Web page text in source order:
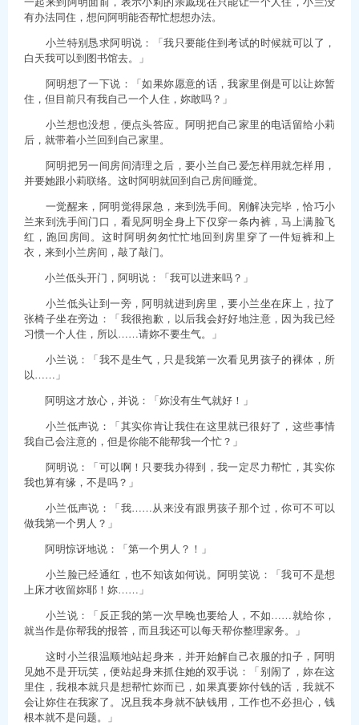
有办法同住，想问阿明能否帮忙想想办法。
小兰特别恳求阿明说：「我只要能住到考试的时候就可以了，
白天我可以到图书馆去。」
阿明想了一下说：「如果妳愿意的话，我家里倒是可以让妳暂
住，但目前只有我自己一个人住，妳敢吗？」
小兰想也没想，便点头答应。阿明把自己家里的电话留给小莉
后，就带着小兰回到自己家里。
阿明把另一间房间清理之后，要小兰自己爱怎样用就怎样用，
并要她跟小莉联络。这时阿明就回到自己房间睡觉。
一觉醒来，阿明觉得尿急，来到洗手间。刚解决完毕，恰巧小
兰来到洗手间门口，看见阿明全身上下仅穿一条内裤，马上满脸飞
红，跑回房间。这时阿明匆匆忙忙地回到房里穿了一件短裤和上
衣，来到小兰房间，敲了敲门。
小兰低头开门，阿明说：「我可以进来吗？」
小兰低头让到一旁，阿明就进到房里，要小兰坐在床上，拉了
张椅子坐在旁边：「我很抱歉，以后我会好好地注意，因为我已经
习惯一个人住，所以……请妳不要生气。」
小兰说：「我不是生气，只是我第一次看见男孩子的裸体，所
以……」
阿明这才放心，并说：「妳没有生气就好！」
小兰低声说：「其实你肯让我住在这里就已很好了，这些事情
我自己会注意的，但是你能不能帮我一个忙？」
阿明说：「可以啊！只要我办得到，我一定尽力帮忙，其实你
我也算有缘，不是吗？」
小兰低声说：「我……从来没有跟男孩子那个过，你可不可以
做我第一个男人？」
阿明惊讶地说：「第一个男人？！」
小兰脸已经通红，也不知该如何说。阿明笑说：「我可不是想
上床才收留妳耶！妳……」
小兰说：「反正我的第一次早晚也要给人，不如……就给你，
就当作是你帮我的报答，而且我还可以每天帮你整理家务。」
这时小兰很温顺地站起身来，并开始解自己衣服的扣子，阿明
见她不是开玩笑，便站起身来抓住她的双手说：「别闹了，妳在这
里住，我根本就只是想帮忙妳而已，如果真要妳付钱的话，我就不
会让妳住在我家了。况且我本身就不缺钱用，工作也不必担心，钱
根本就不是问题。」